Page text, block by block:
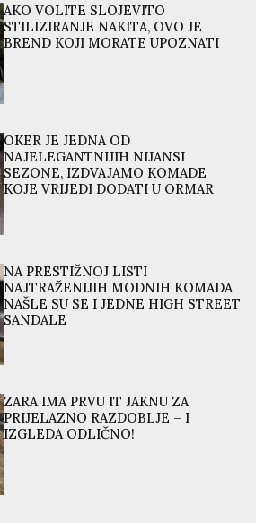
AKO VOLITE SLOJEVITO
STILIZIRANJE NAKITA, OVO JE
BREND KOJI MORATE UPOZNATI
OKER JE JEDNA OD
NAJELEGANTNIJIH NIJANSI
SEZONE, IZDVAJAMO KOMADE
KOJE VRIJEDI DODATI U ORMAR
NA PRESTIŽNOJ LISTI
NAJTRAŽENIJIH MODNIH KOMADA
NAŠLE SU SE I JEDNE HIGH STREET
SANDALE
ZARA IMA PRVU IT JAKNU ZA
PRIJELAZNO RAZDOBLJE – I
IZGLEDA ODLIČNO!